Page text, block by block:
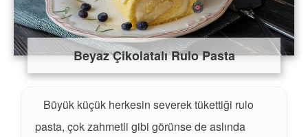
Beyaz Çikolatalı Rulo Pasta
Büyük küçük herkesin severek tükettiği rulo
pasta, çok zahmetli gibi görünse de aslında